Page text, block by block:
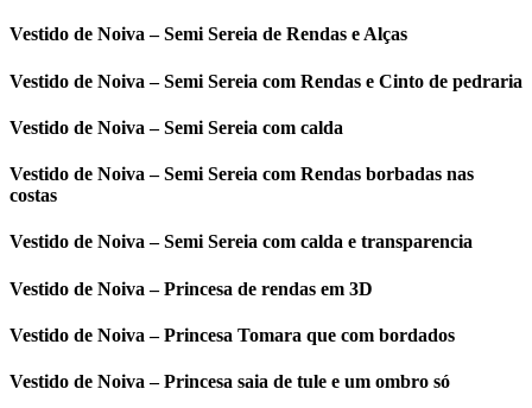
Vestido de Noiva – Semi Sereia de Rendas e Alças
Vestido de Noiva – Semi Sereia com Rendas e Cinto de pedraria
Vestido de Noiva – Semi Sereia com calda
Vestido de Noiva – Semi Sereia com Rendas borbadas nas
costas
Vestido de Noiva – Semi Sereia com calda e transparencia
Vestido de Noiva – Princesa de rendas em 3D
Vestido de Noiva – Princesa Tomara que com bordados
Vestido de Noiva – Princesa saia de tule e um ombro só